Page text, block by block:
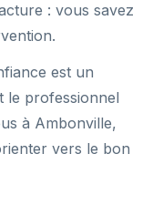
: vous savez
est un
le professionnel
à Ambonville,
vers le bon